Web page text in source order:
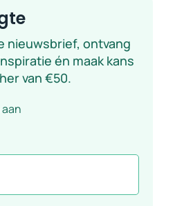
nieuwsbrief, ontvang
én maak kans
van €50.